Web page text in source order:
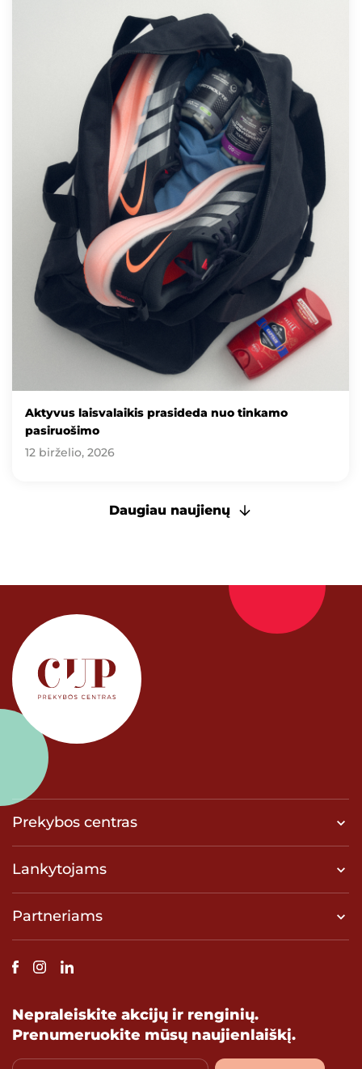
Aktyvus laisvalaikis prasideda nuo tinkamo
pasiruošimo
12 birželio, 2026
Daugiau naujienų
Prekybos centras
Lankytojams
Partneriams
Nepraleiskite akcijų ir renginių.
Prenumeruokite mūsų naujienlaiškį.